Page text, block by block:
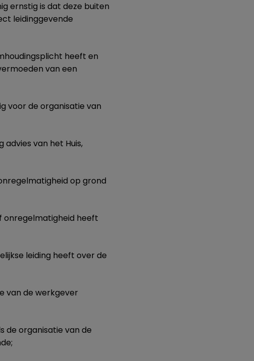
ernstig is dat deze buiten
leidinggevende
heeft en
van een
voor de organisatie van
advies van het Huis,
op grond
onregelmatigheid heeft
leiding heeft over de
van de werkgever
de organisatie van de